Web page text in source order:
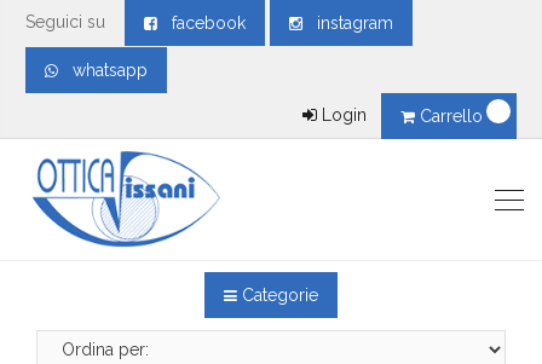
Seguici su facebook instagram
whatsapp
Carrello
Login
Categorie